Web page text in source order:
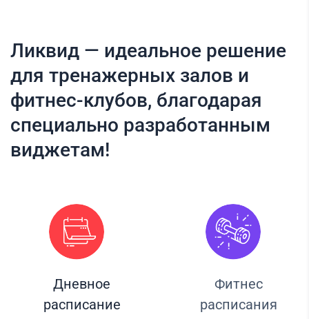
Ликвид — идеальное решение
для тренажерных залов и
фитнес-клубов, благодарая
специально разработанным
виджетам!
Дневное
расписание
Фитнес
расписания